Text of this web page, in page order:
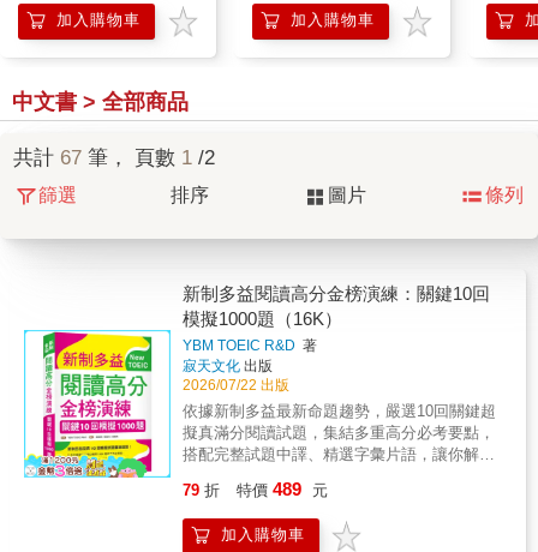
加入購物車
習題（雙書裝）
加入購物車
＋單
碼）
中文書 > 全部商品
共計 67 筆， 頁數 1 /2
篩選 排序 圖片 條列
新制多益閱讀高分金榜演練：關鍵10回
模擬1000題（16K）
YBM TOEIC R&D 著
寂天文化 出版
2026/07/22 出版
依據新制多益最新命題趨勢，嚴選10回關鍵超
擬真滿分閱讀試題，集結多重高分必考要點，
搭配完整試題中譯、精選字彙片語，讓你解題
陣！收錄完整題目中譯，並標註各題考點，題
組部分標註解題關鍵句，更附文章選項換句話
說及重點必考單字，協助考生高效掌握出題方
79 折 特價 489 元
加入購物車